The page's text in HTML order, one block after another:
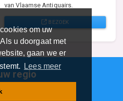
om uw
u doorgaat met
gaan we er
Lees meer
van Vlaamse Antiquairs.
BEZOEK
regio